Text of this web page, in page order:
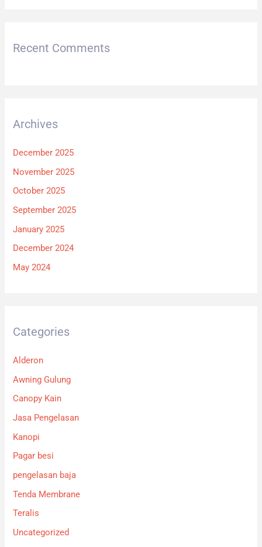
Recent Comments
Archives
December 2025
November 2025
October 2025
September 2025
January 2025
December 2024
May 2024
Categories
Alderon
Awning Gulung
Canopy Kain
Jasa Pengelasan
Kanopi
Pagar besi
pengelasan baja
Tenda Membrane
Teralis
Uncategorized